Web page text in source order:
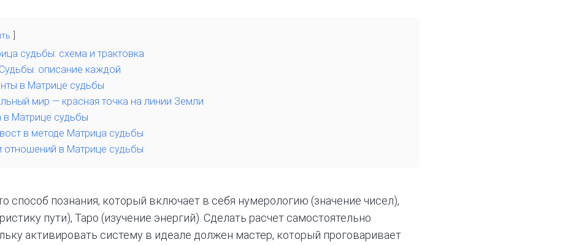
судьбы: схема и трактовка
описание каждой
в Матрице судьбы
мир — красная точка на линии Земли
в Матрице судьбы
в методе Матрица судьбы
отношений в Матрице судьбы
способ познания, который включает в себя нумерологию (значение чисел),
пути), Таро (изучение энергий). Сделать расчет самостоятельно
активировать систему в идеале должен мастер, который проговаривает